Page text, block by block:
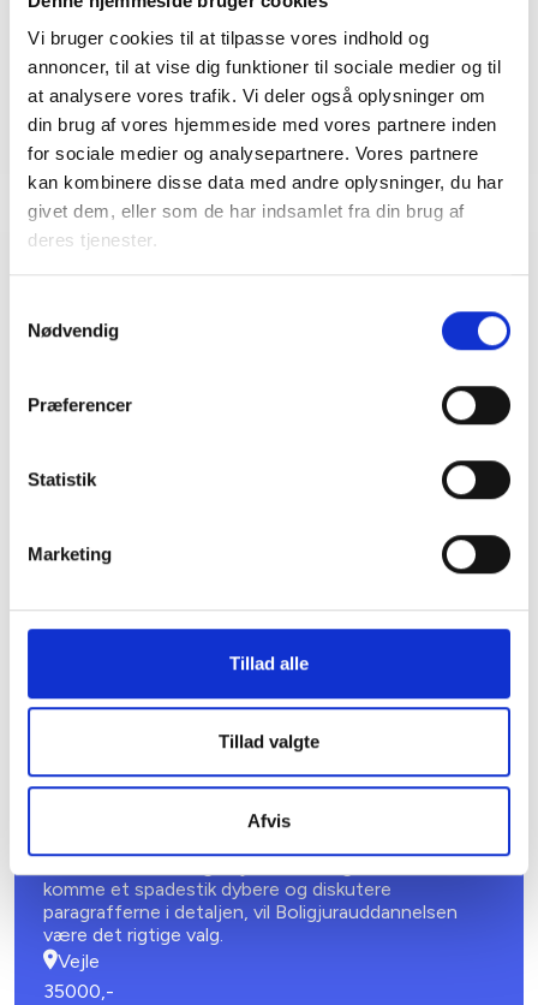
Vi bruger cookies til at tilpasse vores indhold og
annoncer, til at vise dig funktioner til sociale medier og til
at analysere vores trafik. Vi deler også oplysninger om
din brug af vores hjemmeside med vores partnere inden
for sociale medier og analysepartnere. Vores partnere
kan kombinere disse data med andre oplysninger, du har
givet dem, eller som de har indsamlet fra din brug af
deres tjenester.
Nødvendig
Præferencer
Statistik
Marketing
Tillad alle
Tillad valgte
Afvis
Undervisere
Anni Pedersen, jurist i BL - Danmarks Almene
Boliger
Rasmus Vadskær, jurist i Lejerbo
Relaterede arrangementer
26. AUGUST 2026
og håndtering af risici København
BL og Poul Schmith inviterer jurister, projektledere
frokostmøde med fokus på grundkøbsaftalen og
effektiv håndtering af de risici, der kan få store
alment byggeprojekt.
København V
Venteliste
komme et spadestik dybere og diskutere
paragrafferne i detaljen, vil Boligjurauddannelsen
være det rigtige valg.
Vejle
35000,-